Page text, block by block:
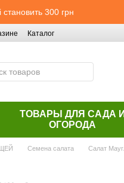
300 грн
Каталог
ТОВАРЫ ДЛЯ САДА И
ОГОРОДА
Семена салата Салат